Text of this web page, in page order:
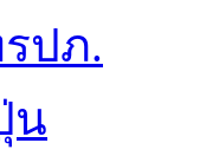
ปภ.
น